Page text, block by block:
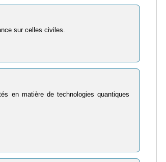
sur celles civiles.
en matière de technologies quantiques